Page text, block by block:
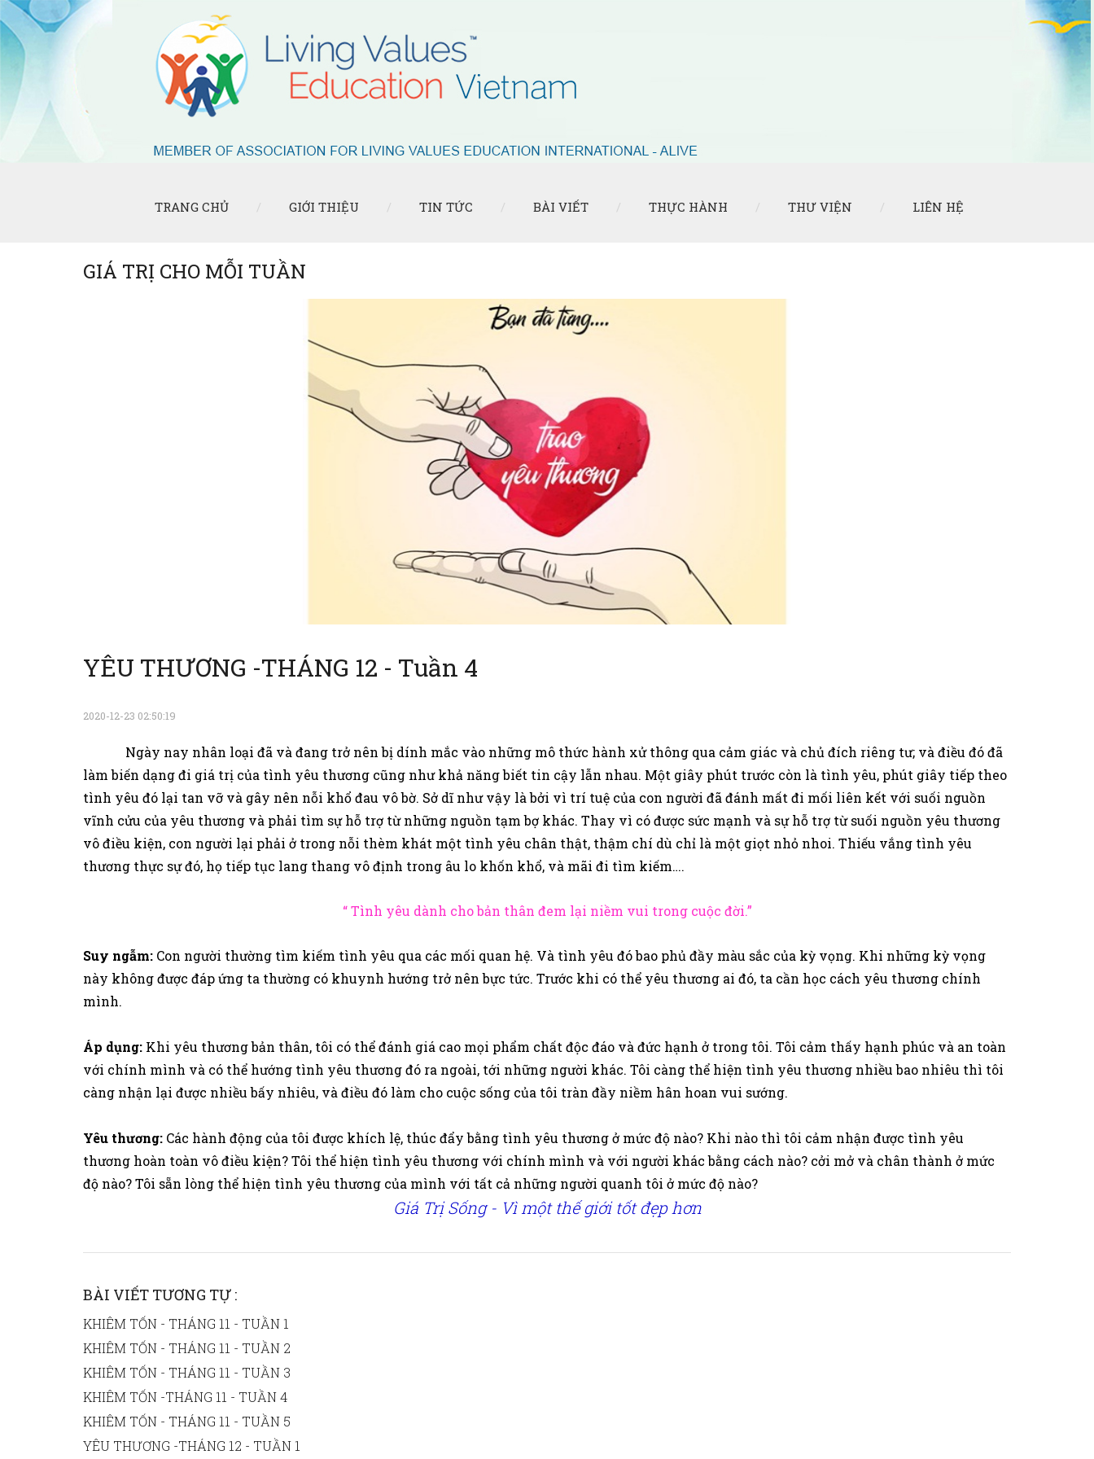
TRANG CHỦ GIỚI THIỆU TIN TỨC BÀI VIẾT THỰC HÀNH THƯ VIỆN LIÊN HỆ
GIÁ TRỊ CHO MỖI TUẦN
YÊU THƯƠNG -THÁNG 12 - Tuần 4
2020-12-23 02:50:19
Ngày nay nhân loại đã và đang trở nên bị dính mắc vào những mô thức hành xử thông qua cảm giác và chủ đích riêng tư; và điều đó đã
làm biến dạng đi giá trị của tình yêu thương cũng như khả năng biết tin cậy lẫn nhau. Một giây phút trước còn là tình yêu, phút giây tiếp theo
tình yêu đó lại tan vỡ và gây nên nỗi khổ đau vô bờ. Sở dĩ như vậy là bởi vì trí tuệ của con người đã đánh mất đi mối liên kết với suối nguồn
vĩnh cửu của yêu thương và phải tìm sự hỗ trợ từ những nguồn tạm bợ khác. Thay vì có được sức mạnh và sự hỗ trợ từ suối nguồn yêu thương
vô điều kiện, con người lại phải ở trong nỗi thèm khát một tình yêu chân thật, thậm chí dù chỉ là một giọt nhỏ nhoi. Thiếu vắng tình yêu
thương thực sự đó, họ tiếp tục lang thang vô định trong âu lo khốn khổ, và mãi đi tìm kiếm….
“ Tình yêu dành cho bản thân đem lại niềm vui trong cuộc đời.”
Suy ngẫm: Con người thường tìm kiếm tình yêu qua các mối quan hệ. Và tình yêu đó bao phủ đầy màu sắc của kỳ vọng. Khi những kỳ vọng
này không được đáp ứng ta thường có khuynh hướng trở nên bực tức. Trước khi có thể yêu thương ai đó, ta cần học cách yêu thương chính
mình.
Áp dụng: Khi yêu thương bản thân, tôi có thể đánh giá cao mọi phẩm chất độc đáo và đức hạnh ở trong tôi. Tôi cảm thấy hạnh phúc và an toàn
với chính mình và có thể hướng tình yêu thương đó ra ngoài, tới những người khác. Tôi càng thể hiện tình yêu thương nhiều bao nhiêu thì tôi
càng nhận lại được nhiều bấy nhiêu, và điều đó làm cho cuộc sống của tôi tràn đầy niềm hân hoan vui sướng.
Yêu thương: Các hành động của tôi được khích lệ, thúc đẩy bằng tình yêu thương ở mức độ nào? Khi nào thì tôi cảm nhận được tình yêu
thương hoàn toàn vô điều kiện? Tôi thể hiện tình yêu thương với chính mình và với người khác bằng cách nào? cởi mở và chân thành ở mức
độ nào? Tôi sẵn lòng thể hiện tình yêu thương của mình với tất cả những người quanh tôi ở mức độ nào?
Giá Trị Sống - Vì một thế giới tốt đẹp hơn
BÀI VIẾT TƯƠNG TỰ :
KHIÊM TỐN - THÁNG 11 - TUẦN 1
KHIÊM TỐN - THÁNG 11 - TUẦN 2
KHIÊM TỐN - THÁNG 11 - TUẦN 3
KHIÊM TỐN -THÁNG 11 - TUẦN 4
KHIÊM TỐN - THÁNG 11 - TUẦN 5
YÊU THƯƠNG -THÁNG 12 - TUẦN 1